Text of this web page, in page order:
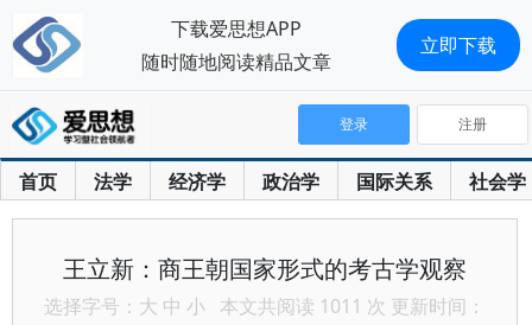
首页 法学 经济学 政治学 国际关系 社会学
登录 注册
王立新：商王朝国家形式的考古学观察
选择字号： 大 中 小 本文共阅读 1011 次 更新时间：
下载爱思想APP
随时随地阅读精品文章
立即下载